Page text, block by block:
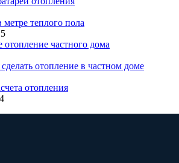
теплого пола
частного дома
отопление в частном доме
отопления